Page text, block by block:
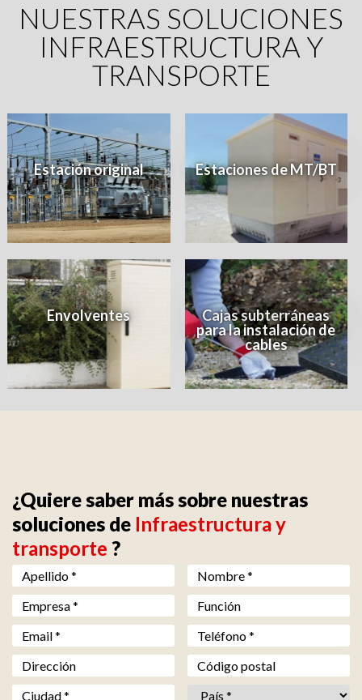
NUESTRAS SOLUCIONES
INFRAESTRUCTURA Y
TRANSPORTE
Estación original Estaciones de MT/BT
Envolventes
Cajas subterráneas
para la instalación de
cables
¿Quiere saber más sobre nuestras
soluciones de Infraestructura y
transporte ?
Nom ** Prénom **
Société **
Fonction
Email ** Téléphone *
Adresse
Code postal
Ville ** Pays **